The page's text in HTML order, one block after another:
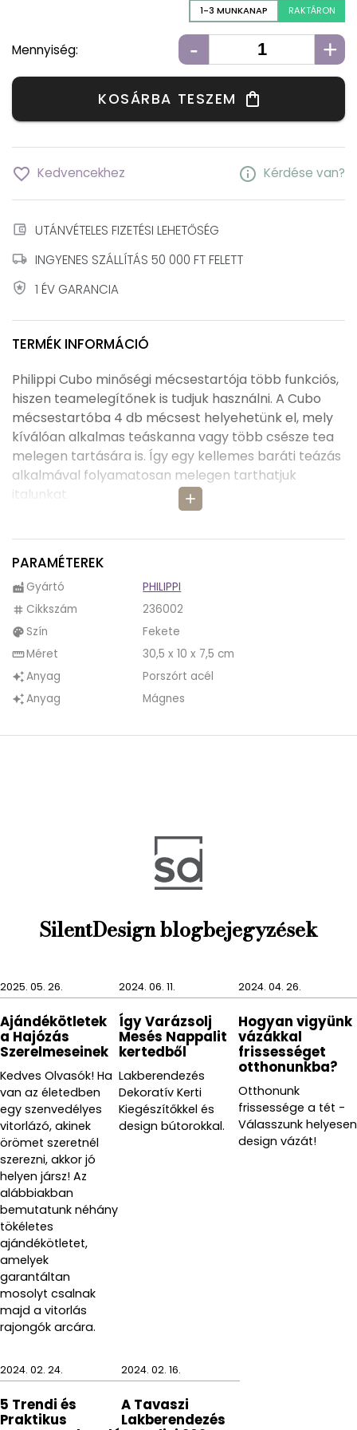
1-3 MUNKANAP RAKTÁRON
Mennyiség: - +
KOSÁRBA TESZEM shopping_bag
favorite_border Kedvencekhez info Kérdése van?
account_balance_wallet UTÁNVÉTELES FIZETÉSI LEHETŐSÉG
local_shipping INGYENES SZÁLLÍTÁS 50 000 FT FELETT
local_police 1 ÉV GARANCIA
TERMÉK INFORMÁCIÓ
add
Philippi Cubo minőségi mécsestartója több funkciós,
hiszen teamelegítőnek is tudjuk használni. A Cubo
mécsestartóba 4 db mécsest helyehetünk el, mely
kíválóan alkalmas teáskanna vagy több csésze tea
melegen tartására is. Így egy kellemes baráti teázás
alkalmával folyamatosan melegen tarthatjuk
italunkat.
készült, mely egyszerű eleganciát kölcsönöz neki, így
nem csak az italok melegen tartására alkalmas, de
emelett nagyon szépen mutat lakásunkban is.
A Cubo mécsestartó mágneses, ezért a keretet meg
lehet fordítani, vagy a falra akasztani, és a tartó a
kívánt helyre állítható, a mécsestartó pedig
tetszőleges helyre felhelyezhető rá.
Szögletes, modern formavilágával asztalunk
PARAMÉTEREK
factory Gyártó PHILIPPI
tag Cikkszám 236002
palette Szín Fekete
straightenMéret 30,5 x 10 x 7,5 cm
auto_awesomeAnyag Porszórt acél
auto_awesomeAnyag Mágnes
SilentDesign blogbejegyzések
2025. 05. 26.
Ajándékötletek
a Hajózás
Szerelmeseinek
Kedves Olvasók! Ha
van az életedben
egy szenvedélyes
vitorlázó, akinek
örömet szeretnél
szerezni, akkor jó
helyen jársz! Az
alábbiakban
bemutatunk néhány
tökéletes
ajándékötletet,
amelyek
garantáltan
mosolyt csalnak
majd a vitorlás
rajongók arcára.
2024. 06. 11.
Így Varázsolj
Mesés Nappalit
kertedből
Lakberendezés
Dekoratív Kerti
Kiegészítőkkel és
design bútorokkal.
2024. 04. 26.
Hogyan vigyünk
vázákkal
frissességet
otthonunkba?
Otthonunk
frissessége a tét -
Válasszunk helyesen
design vázát!
2024. 02. 24.
5 Trendi és
Praktikus
2024. 02. 16.
A Tavaszi
Lakberendezés